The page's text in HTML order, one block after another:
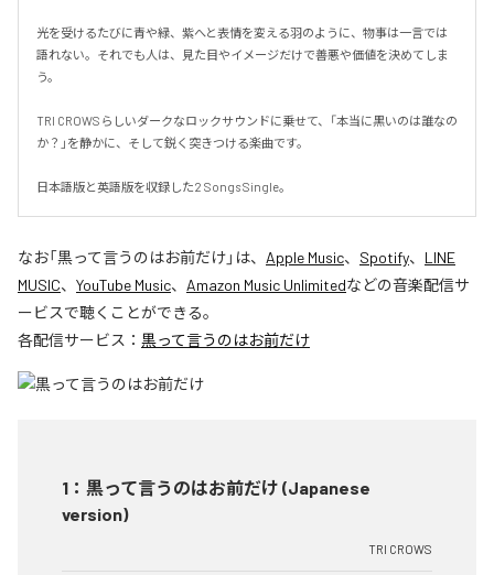
光を受けるたびに青や緑、紫へと表情を変える羽のように、物事は一言では
語れない。それでも人は、見た目やイメージだけで善悪や価値を決めてしま
う。
TRI CROWSらしいダークなロックサウンドに乗せて、「本当に黒いのは誰なの
か？」を静かに、そして鋭く突きつける楽曲です。
日本語版と英語版を収録した2 Songs Single。
なお「黒って言うのはお前だけ」は、 Apple Music、 Spotify、 LINE
MUSIC、 YouTube Music、 Amazon Music Unlimitedなどの音楽配信サ
ービスで聴くことができる。
各配信サービス： 黒って言うのはお前だけ
1 ： 黒って言うのはお前だけ (Japanese
version)
TRI CROWS